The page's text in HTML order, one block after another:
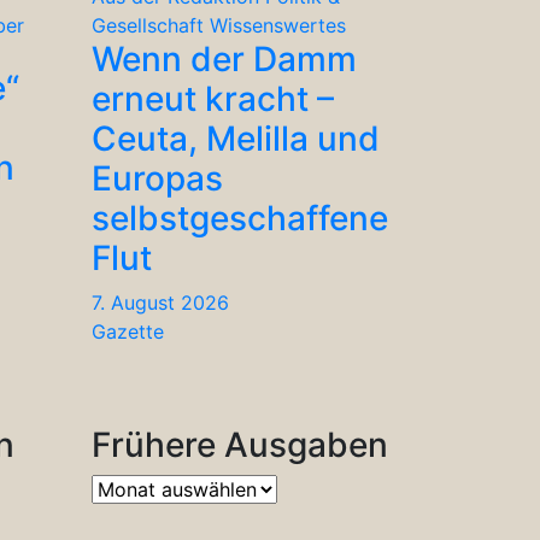
Gesellschaft Wissenswertes
Wenn der Damm
erneut kracht –
Ceuta, Melilla und
Europas
selbstgeschaffene
Flut
7. August 2026
Gazette
Frühere Ausgaben
Frühere